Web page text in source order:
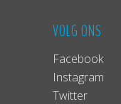
VOLG ONS
Facebook
Instagram
Twitter